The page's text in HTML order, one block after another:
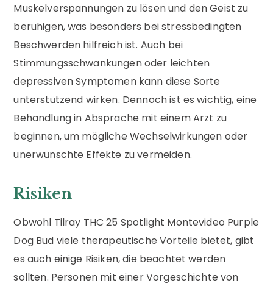
Muskelverspannungen zu lösen und den Geist zu
beruhigen, was besonders bei stressbedingten
Beschwerden hilfreich ist. Auch bei
Stimmungsschwankungen oder leichten
depressiven Symptomen kann diese Sorte
unterstützend wirken. Dennoch ist es wichtig, eine
Behandlung in Absprache mit einem Arzt zu
beginnen, um mögliche Wechselwirkungen oder
unerwünschte Effekte zu vermeiden.
Risiken
Obwohl Tilray THC 25 Spotlight Montevideo Purple
Dog Bud viele therapeutische Vorteile bietet, gibt
es auch einige Risiken, die beachtet werden
sollten. Personen mit einer Vorgeschichte von